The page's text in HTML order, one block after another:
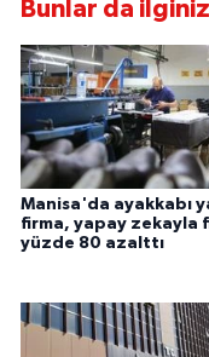
Bunlar da
Manisa'da ayakkabı
firma, yapay zekayla
yüzde 80 azalttı